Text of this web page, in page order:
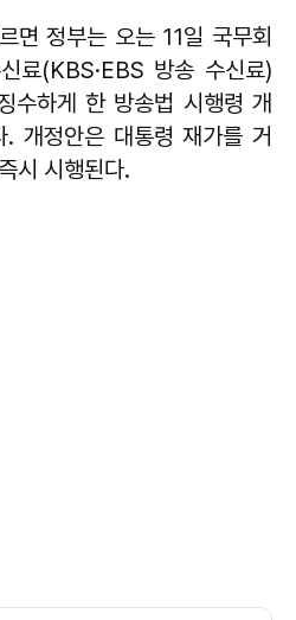
면 정부는 오는 11일 국무회
료(KBS·EBS 방송 수신료)
수하게 한 방송법 시행령 개
개정안은 대통령 재가를 거
시 시행된다.